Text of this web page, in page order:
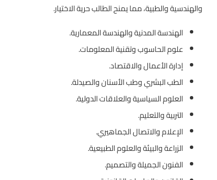
والهندسية والطبية، مما يمنح الطالب حرية الاختيار.
الهندسة المدنية والهندسة المعمارية.
علوم الحاسوب وتقنية المعلومات.
إدارة الأعمال والاقتصاد.
الطب البشري وطب الأسنان والصيدلة.
العلوم السياسية والعلاقات الدولية.
التربية والتعليم.
الإعلام والاتصال الجماهيري.
الزراعة والبيئة والعلوم الطبيعية.
الفنون الجميلة والتصميم.